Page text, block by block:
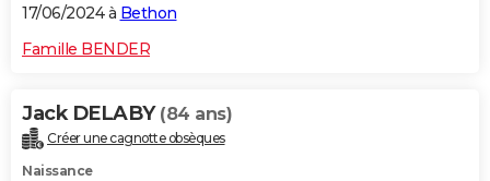
17/06/2024 à Bethon
Famille BENDER
Jack DELABY (84 ans)
Créer une cagnotte obsèques
Naissance